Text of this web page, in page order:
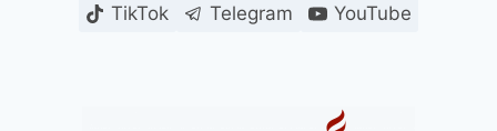
TikTok
Telegram YouTube